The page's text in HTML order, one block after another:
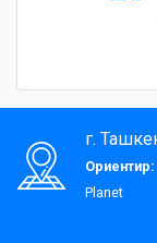
г.
Ориентир:
Planet